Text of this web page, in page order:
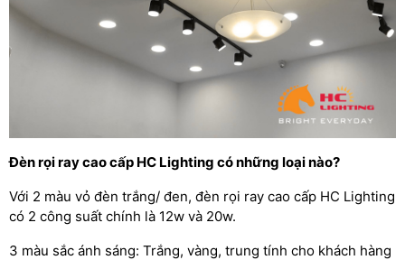
Đèn rọi ray cao cấp HC Lighting có những loại nào?
Với 2 màu vỏ đèn trắng/ đen, đèn rọi ray cao cấp HC Lighting
có 2 công suất chính là 12w và 20w.
3 màu sắc ánh sáng: Trắng, vàng, trung tính cho khách hàng